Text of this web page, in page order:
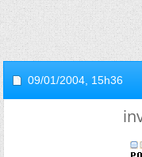
09/01/2004, 15h36